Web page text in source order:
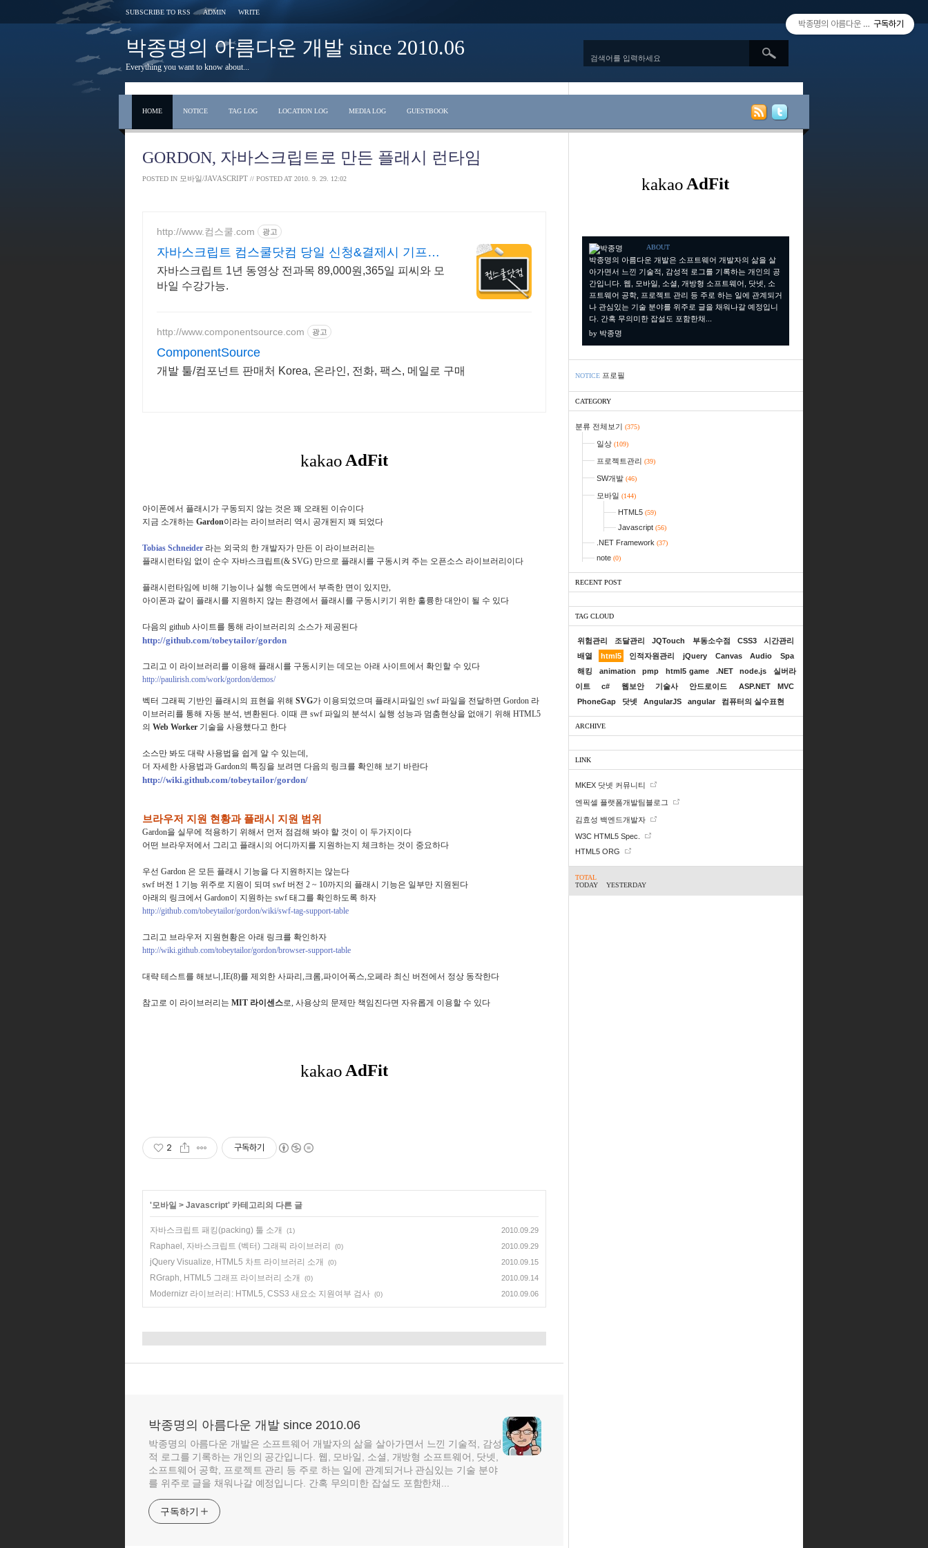
SUBSCRIBE TO RSS ADMIN WRITE
박종명의 아름다운 개발 since 2010.06
Everything you want to know about...
HOME NOTICE TAG LOG LOCATION LOG MEDIA LOG GUESTBOOK
GORDON, 자바스크립트로 만든 플래시 런타임
POSTED IN 모바일/JAVASCRIPT // POSTED AT 2010. 9. 29. 12:02
http://www.컴스쿨.com 광고
자바스크립트 컴스쿨닷컴 당일 신청&결제시 기프티
콘!
자바스크립트 1년 동영상 전과목 89,000원,365일 피씨와 모
바일 수강가능.
http://www.componentsource.com 광고
ComponentSource
개발 툴/컴포넌트 판매처 Korea, 온라인, 전화, 팩스, 메일로 구매
아이폰에서 플래시가 구동되지 않는 것은 꽤 오래된 이슈이다
지금 소개하는 Gardon이라는 라이브러리 역시 공개된지 꽤 되었다
Tobias Schneider 라는 외국의 한 개발자가 만든 이 라이브러리는
플래시런타임 없이 순수 자바스크립트(& SVG) 만으로 플래시를 구동시켜 주는 오픈소스 라이브러리이다
플래시런타임에 비해 기능이나 실행 속도면에서 부족한 면이 있지만,
아이폰과 같이 플래시를 지원하지 않는 환경에서 플래시를 구동시키기 위한 훌륭한 대안이 될 수 있다
다음의 github 사이트를 통해 라이브러리의 소스가 제공된다
http://github.com/tobeytailor/gordon
그리고 이 라이브러리를 이용해 플래시를 구동시키는 데모는 아래 사이트에서 확인할 수 있다
http://paulirish.com/work/gordon/demos/
벡터 그래픽 기반인 플래시의 표현을 위해 SVG가 이용되었으며 플래시파일인 swf 파일을 전달하면 Gordon 라
이브러리를 통해 자동 분석, 변환된다. 이때 큰 swf 파일의 분석시 실행 성능과 멈춤현상을 없애기 위해 HTML5
의 Web Worker 기술을 사용했다고 한다
소스만 봐도 대략 사용법을 쉽게 알 수 있는데,
더 자세한 사용법과 Gardon의 특징을 보려면 다음의 링크를 확인해 보기 바란다
http://wiki.github.com/tobeytailor/gordon/
브라우저 지원 현황과 플래시 지원 범위
Gardon을 실무에 적용하기 위해서 먼저 점검해 봐야 할 것이 이 두가지이다
어떤 브라우저에서 그리고 플래시의 어디까지를 지원하는지 체크하는 것이 중요하다
우선 Gardon 은 모든 플래시 기능을 다 지원하지는 않는다
swf 버전 1 기능 위주로 지원이 되며 swf 버전 2 ~ 10까지의 플래시 기능은 일부만 지원된다
아래의 링크에서 Gardon이 지원하는 swf 태그를 확인하도록 하자
http://github.com/tobeytailor/gordon/wiki/swf-tag-support-table
그리고 브라우저 지원현황은 아래 링크를 확인하자
http://wiki.github.com/tobeytailor/gordon/browser-support-table
대략 테스트를 해보니,IE(8)를 제외한 사파리,크롬,파이어폭스,오페라 최신 버전에서 정상 동작한다
참고로 이 라이브러리는 MIT 라이센스로, 사용상의 문제만 책임진다면 자유롭게 이용할 수 있다
2 구독하기
'모바일 > Javascript' 카테고리의 다른 글
자바스크립트 패킹(packing) 툴 소개 (1) 2010.09.29
Raphael, 자바스크립트 (벡터) 그래픽 라이브러리 (0) 2010.09.29
jQuery Visualize, HTML5 차트 라이브러리 소개 (0) 2010.09.15
RGraph, HTML5 그래프 라이브러리 소개 (0) 2010.09.14
Modernizr 라이브러리: HTML5, CSS3 새요소 지원여부 검사 (0) 2010.09.06
박종명의 아름다운 개발 since 2010.06
박종명의 아름다운 개발은 소프트웨어 개발자의 삶을 살아가면서 느낀 기술적, 감성
적 로그를 기록하는 개인의 공간입니다. 웹, 모바일, 소셜, 개방형 소프트웨어, 닷넷,
소프트웨어 공학, 프로젝트 관리 등 주로 하는 일에 관계되거나 관심있는 기술 분야
를 위주로 글을 채워나갈 예정입니다. 간혹 무의미한 잡설도 포함한채...
구독하기
ABOUT
박종명의 아름다운 개발은 소프트웨어 개발자의 삶을 살
아가면서 느낀 기술적, 감성적 로그를 기록하는 개인의 공
간입니다. 웹, 모바일, 소셜, 개방형 소프트웨어, 닷넷, 소
프트웨어 공학, 프로젝트 관리 등 주로 하는 일에 관계되거
나 관심있는 기술 분야를 위주로 글을 채워나갈 예정입니
다. 간혹 무의미한 잡설도 포함한채...
by 박종명
NOTICE 프로필
CATEGORY
분류 전체보기 (375)
일상 (109)
프로젝트관리 (39)
SW개발 (46)
모바일 (144)
HTML5 (59)
Javascript (56)
.NET Framework (37)
note (0)
RECENT POST
TAG CLOUD
위험관리 조달관리 JQTouch 부동소수점 CSS3
시간관리
배열
html5 인적자원관리 jQuery Canvas Audio
Spa
해킹
animation pmp html5 game .NET node.js
실버라
이트
c# 웹보안 기술사 안드로이드
ASP.NET MVC
PhoneGap
닷넷 AngularJS angular 컴퓨터의 실수표현
ARCHIVE
LINK
MKEX 닷넷 커뮤니티
엔픽셀 플랫폼개발팀블로그
김효성 백엔드개발자
W3C HTML5 Spec.
HTML5 ORG
TOTAL
TODAY
YESTERDAY
박종명의 아름다운 개발 since
구독하기